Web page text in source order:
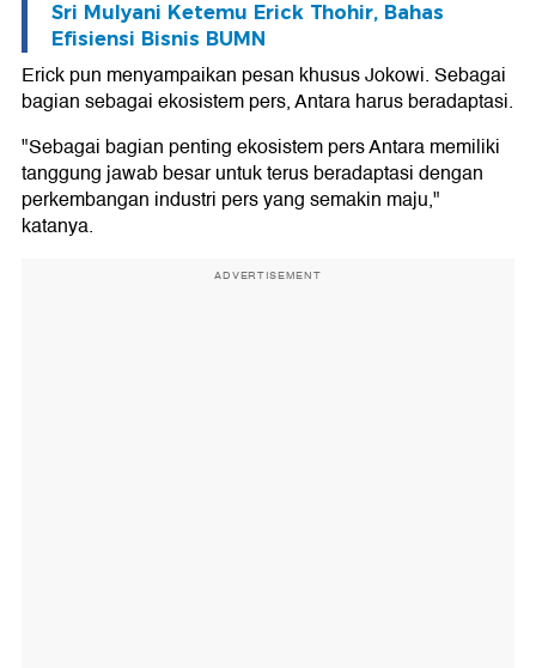
Sri Mulyani Ketemu Erick Thohir, Bahas
Efisiensi Bisnis BUMN
Erick pun menyampaikan pesan khusus Jokowi. Sebagai
bagian sebagai ekosistem pers, Antara harus beradaptasi.
"Sebagai bagian penting ekosistem pers Antara memiliki
tanggung jawab besar untuk terus beradaptasi dengan
perkembangan industri pers yang semakin maju,"
katanya.
ADVERTISEMENT